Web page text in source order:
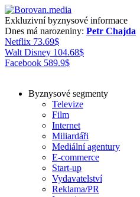
Exkluzivní byznysové informace
Dnes má narozeniny: Petr Chajda
Netflix 73.69$
Walt Disney 104.68$
Facebook 589.9$
Byznysové segmenty
Televize
Film
Internet
Miliardáři
Mediální agentury
E-commerce
Start-up
Vydavatelství
Reklama/PR